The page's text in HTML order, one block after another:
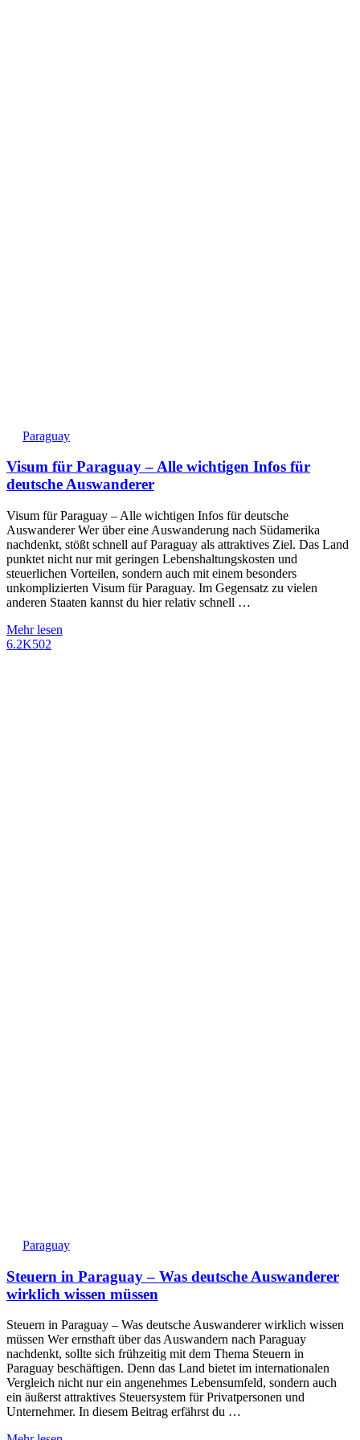
Paraguay
Visum für Paraguay – Alle wichtigen Infos für
deutsche Auswanderer
Visum für Paraguay – Alle wichtigen Infos für deutsche
Auswanderer Wer über eine Auswanderung nach Südamerika
nachdenkt, stößt schnell auf Paraguay als attraktives Ziel. Das Land
punktet nicht nur mit geringen Lebenshaltungskosten und
steuerlichen Vorteilen, sondern auch mit einem besonders
unkomplizierten Visum für Paraguay. Im Gegensatz zu vielen
anderen Staaten kannst du hier relativ schnell …
Mehr lesen
6.2K502
Paraguay
Steuern in Paraguay – Was deutsche Auswanderer
wirklich wissen müssen
Steuern in Paraguay – Was deutsche Auswanderer wirklich wissen
müssen Wer ernsthaft über das Auswandern nach Paraguay
nachdenkt, sollte sich frühzeitig mit dem Thema Steuern in
Paraguay beschäftigen. Denn das Land bietet im internationalen
Vergleich nicht nur ein angenehmes Lebensumfeld, sondern auch
ein äußerst attraktives Steuersystem für Privatpersonen und
Unternehmer. In diesem Beitrag erfährst du …